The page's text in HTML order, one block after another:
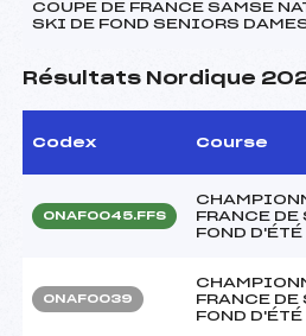
COUPE DE FRANCE SAMSE
SKI DE FOND SENIORS
Résultats Nordique
Codex Course
ONAF0045.FFS
FRANCE DE
FOND D'ÉTÉ
ONAF0039
FRANCE DE
FOND D'ÉTÉ